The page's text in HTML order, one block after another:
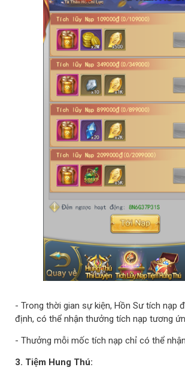
- Trong thời gian sự kiện, Hồn Sư tích nạp
định, có thể nhận thưởng tích nạp tương
- Thưởng mỗi mốc tích nạp chỉ có thể nhận
3. Tiệm Hung Thú: